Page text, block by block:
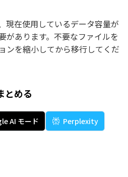
現在使用しているデータ容量が
があります。不要なファイルを
ンを縮小してから移行してくだ
とめる
AI モード
Perplexity